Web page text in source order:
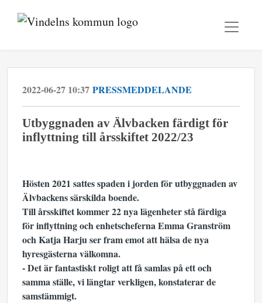
2022-06-27 10:37 PRESSMEDDELANDE
Utbyggnaden av Älvbacken färdigt för
inflyttning till årsskiftet 2022/23
Hösten 2021 sattes spaden i jorden för utbyggnaden av
Älvbackens särskilda boende.
Till årsskiftet kommer 22 nya lägenheter stå färdiga
för inflyttning och enhetscheferna Emma Granström
och Katja Harju ser fram emot att hälsa de nya
hyresgästerna välkomna.
- Det är fantastiskt roligt att få samlas på ett och
samma ställe, vi längtar verkligen, konstaterar de
samstämmigt.